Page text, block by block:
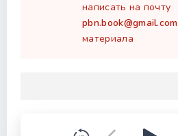
написать на почту
pbn.book@gmail.com
материала